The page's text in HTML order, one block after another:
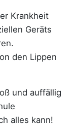
Krankheit
Geräts
den Lippen
und auffällig
alles kann!